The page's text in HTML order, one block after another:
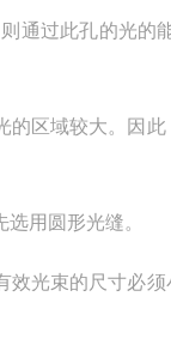
通过此孔的光
区域较大。因
用圆形光缝。
光束的尺寸必